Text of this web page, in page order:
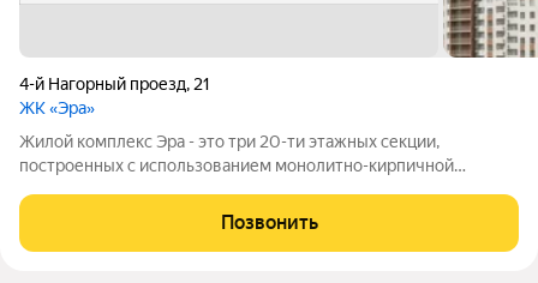
4-й Нагорный проезд, 21
ЖК «Эра»
Жилой комплекс Эра - это три 20-ти этажных секции,
построенных с использованием монолитно-кирпичной
первый этаж и наличие крышной котельной, позволяющей
будущим жителям дома самим контролировать
Позвонить